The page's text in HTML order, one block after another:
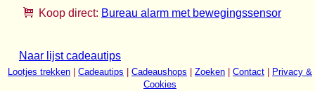
Koop direct: Bureau alarm met bewegingssensor
Naar lijst cadeautips
Lootjes trekken Cadeautips Cadeaushops Zoeken Contact
Privacy &
Cookies